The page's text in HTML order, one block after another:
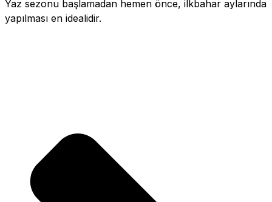
Yaz sezonu başlamadan hemen önce, ilkbahar aylarında
yapılması en idealidir.